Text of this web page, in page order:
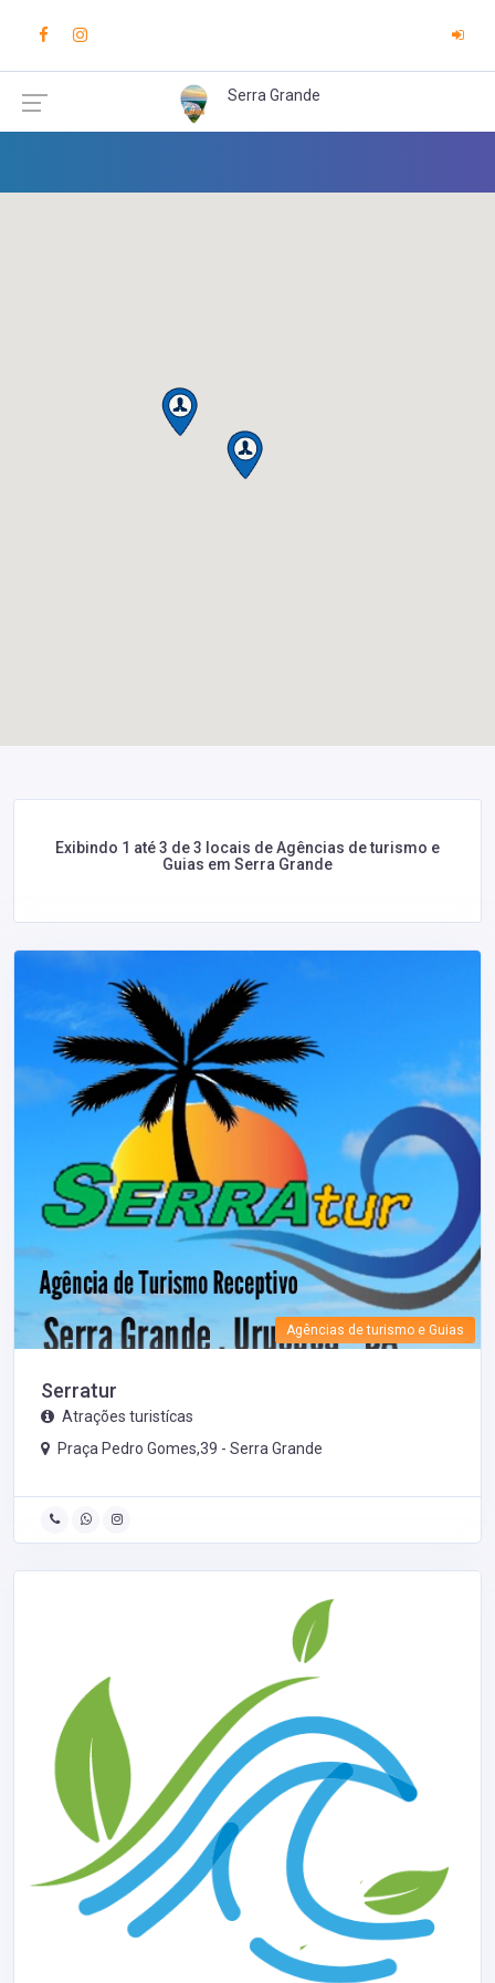
Serra Grande
Exibindo 1 até 3 de 3 locais de Agências de turismo e
Guias em Serra Grande
Agências de turismo e Guias
Serratur
Atrações turistícas
Praça Pedro Gomes,39 - Serra Grande